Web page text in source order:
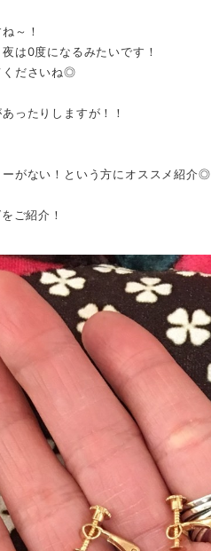
～！
は0度になるみたいです！
くださいね◎
ったりしますが！！
がない！という方にオススメ紹介◎
ご紹介！